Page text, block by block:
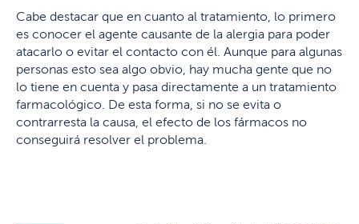
Cabe destacar que en cuanto al tratamiento, lo primero
es conocer el agente causante de la alergia para poder
atacarlo o evitar el contacto con él. Aunque para algunas
personas esto sea algo obvio, hay mucha gente que no
lo tiene en cuenta y pasa directamente a un tratamiento
farmacológico. De esta forma, si no se evita o
contrarresta la causa, el efecto de los fármacos no
conseguirá resolver el problema.